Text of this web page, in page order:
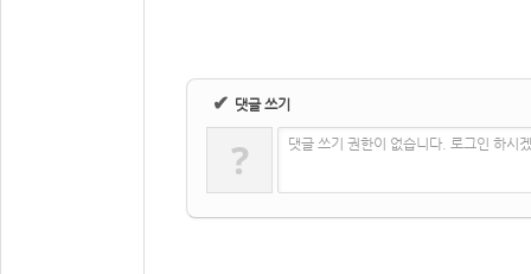
✔ 댓글 쓰기
? 댓글 쓰기 권한이 없습니다. 로그인 하시